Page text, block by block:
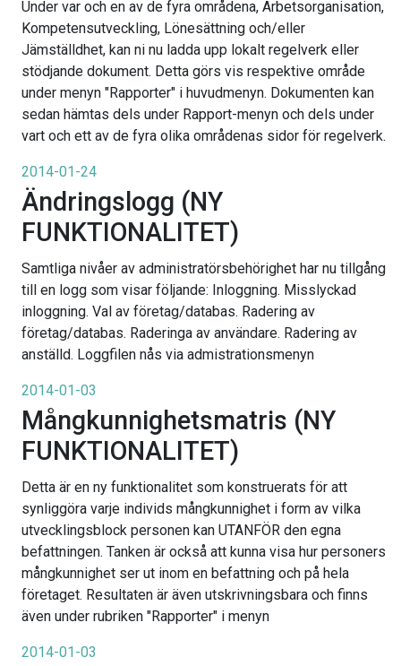
Under var och en av de fyra områdena, Arbetsorganisation,
Kompetensutveckling, Lönesättning och/eller
Jämställdhet, kan ni nu ladda upp lokalt regelverk eller
stödjande dokument. Detta görs vis respektive område
under menyn "Rapporter" i huvudmenyn. Dokumenten kan
sedan hämtas dels under Rapport-menyn och dels under
vart och ett av de fyra olika områdenas sidor för regelverk.
2014-01-24
Ändringslogg (NY
FUNKTIONALITET)
Samtliga nivåer av administratörsbehörighet har nu tillgång
till en logg som visar följande: Inloggning. Misslyckad
inloggning. Val av företag/databas. Radering av
företag/databas. Raderinga av användare. Radering av
anställd. Loggfilen nås via admistrationsmenyn
2014-01-03
Mångkunnighetsmatris (NY
FUNKTIONALITET)
Detta är en ny funktionalitet som konstruerats för att
synliggöra varje individs mångkunnighet i form av vilka
utvecklingsblock personen kan UTANFÖR den egna
befattningen. Tanken är också att kunna visa hur personers
mångkunnighet ser ut inom en befattning och på hela
företaget. Resultaten är även utskrivningsbara och finns
även under rubriken "Rapporter" i menyn
2014-01-03